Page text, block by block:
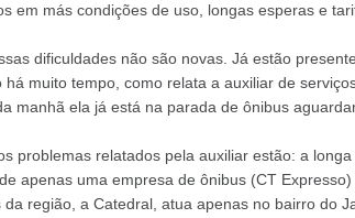
em más condições de uso, longas esperas e
dificuldades não são novas. Já estão
há muito tempo, como relata a auxiliar de
manhã ela já está na parada de ônibus
problemas relatados pela auxiliar estão: a
apenas uma empresa de ônibus (CT
da região, a Catedral, atua apenas no bairro do